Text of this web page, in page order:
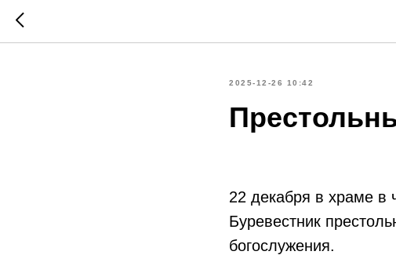
2025-12-26 10:42
22 декабря в храме в
Буревестник
богослужения.